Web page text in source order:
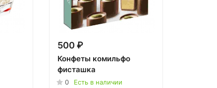
500 ₽
Конфеты комильфо
фисташка
0 Есть в наличии